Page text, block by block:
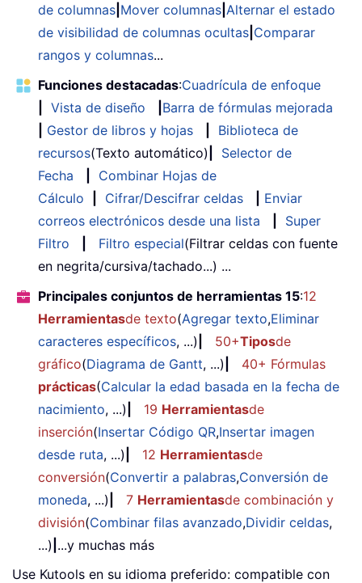
de columnas Mover columnas Alternar el estado
de visibilidad de columnas ocultas Comparar
rangos y columnas...
Funciones destacadas:Cuadrícula de enfoque
Vista de diseño
Barra de fórmulas mejorada
Gestor de libros y hojas
Biblioteca de
recursos(Texto automático)
Selector de
Fecha
Combinar Hojas de
Cálculo
Cifrar/Descifrar celdas
Enviar
correos electrónicos desde una lista
Super
Filtro
Filtro especial(Filtrar celdas con fuente
en negrita/cursiva/tachado...) ...
Principales conjuntos de herramientas 15:12
Herramientasde texto(Agregar texto,Eliminar
caracteres específicos, ...) 50+Tiposde
gráfico(Diagrama de Gantt, ...)
40+ Fórmulas
prácticas(Calcular la edad basada en la fecha de
nacimiento, ...) 19 Herramientasde
inserción(Insertar Código QR,Insertar imagen
desde ruta, ...) 12 Herramientasde
conversión(Convertir a palabras,Conversión de
moneda, ...) 7 Herramientasde combinación y
división(Combinar filas avanzado,Dividir celdas,
...) ...y muchas más
Use Kutools en su idioma preferido: compatible con